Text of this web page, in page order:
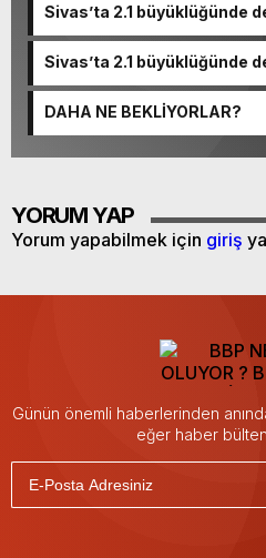
Sivas’ta 2.1 büyüklüğünde
Sivas’ta 2.1 büyüklüğünde
DAHA NE BEKLİYORLAR?
YORUM YAP
Yorum yapabilmek için giriş
Günün önemli haberlerinden
eğer haber